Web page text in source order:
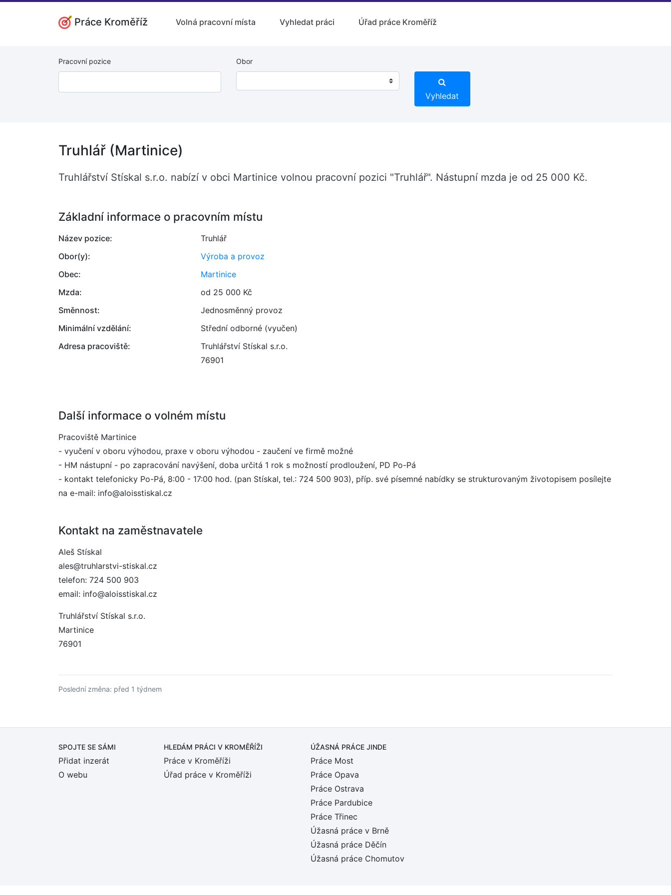
Práce Kroměříž Volná pracovní místa Vyhledat práci Úřad práce Kroměříž
Pracovní pozice Obor
Vyhledat
Truhlář (Martinice)
Truhlářství Stískal s.r.o. nabízí v obci Martinice volnou pracovní pozici "Truhlář". Nástupní mzda je od 25 000 Kč.
Základní informace o pracovním místu
Název pozice:
Truhlář
Obor(y):
Výroba a provoz
Obec:
Martinice
Mzda:
od 25 000 Kč
Směnnost:
Jednosměnný provoz
Minimální vzdělání:
Střední odborné (vyučen)
Adresa pracoviště:
Truhlářství Stískal s.r.o.
76901
Další informace o volném místu
Pracoviště Martinice
- vyučení v oboru výhodou, praxe v oboru výhodou - zaučení ve firmě možné
- HM nástupní - po zapracování navýšení, doba určitá 1 rok s možností prodloužení, PD Po-Pá
- kontakt telefonicky Po-Pá, 8:00 - 17:00 hod. (pan Stískal, tel.: 724 500 903), příp. své písemné nabídky se strukturovaným životopisem posílejte
na e-mail: info@aloisstiskal.cz
Kontakt na zaměstnavatele
Aleš Stískal
ales@truhlarstvi-stiskal.cz
telefon: 724 500 903
email: info@aloisstiskal.cz
Truhlářství Stískal s.r.o.
Martinice
76901
Poslední změna: před 1 týdnem
SPOJTE SE SÁMI
Přidat inzerát
O webu
HLEDÁM PRÁCI V KROMĚŘÍŽI
Práce v Kroměříži
Úřad práce v Kroměříži
ÚŽASNÁ PRÁCE JINDE
Práce Most
Práce Opava
Práce Ostrava
Práce Pardubice
Práce Třinec
Úžasná práce v Brně
Úžasná práce Děčín
Úžasná práce Chomutov